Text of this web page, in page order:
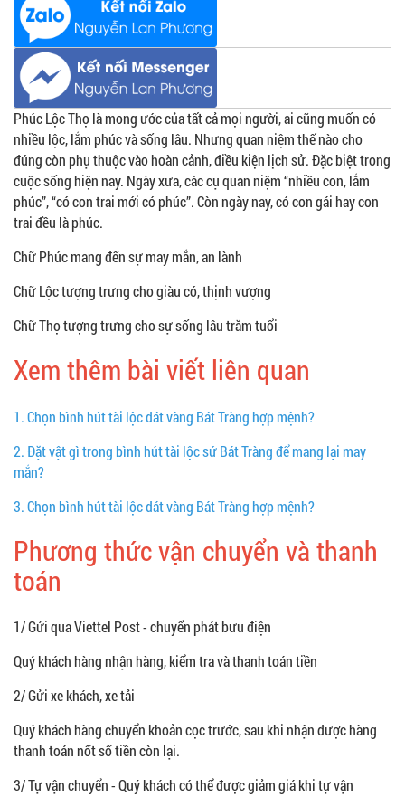
Phúc Lộc Thọ là mong ước của tất cả mọi người, ai cũng muốn có
nhiều lộc, lắm phúc và sống lâu. Nhưng quan niệm thế nào cho
đúng còn phụ thuộc vào hoàn cảnh, điều kiện lịch sử. Đặc biệt trong
cuộc sống hiện nay. Ngày xưa, các cụ quan niệm “nhiều con, lắm
phúc”, “có con trai mới có phúc”. Còn ngày nay, có con gái hay con
trai đều là phúc.
Chữ Phúc mang đến sự may mắn, an lành
Chữ Lộc tượng trưng cho giàu có, thịnh vượng
Chữ Thọ tượng trưng cho sự sống lâu trăm tuổi
Xem thêm bài viết liên quan
1.Chọn bình hút tài lộc dát vàng Bát Tràng hợp mệnh?
2.Đặt vật gì trong bình hút tài lộc sứ Bát Tràng để mang lại may
mắn?
3.Chọn bình hút tài lộc dát vàng Bát Tràng hợp mệnh?
Phương thức vận chuyển và thanh
toán
1/ Gửi qua Viettel Post - chuyển phát bưu điện
Quý khách hàng nhận hàng, kiểm tra và thanh toán tiền
2/ Gửi xe khách, xe tải
Quý khách hàng chuyển khoản cọc trước, sau khi nhận được hàng
thanh toán nốt số tiền còn lại.
3/ Tự vận chuyển - Quý khách có thể được giảm giá khi tự vận